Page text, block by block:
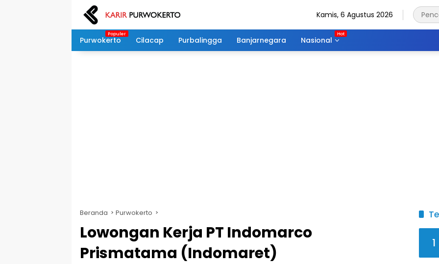
Kamis, 6 Agustus 2026
Purwokerto Cilacap Purbalingga Banjarnegara Nasional
Beranda Purwokerto
Lowongan Kerja PT Indomarco
Prismatama (Indomaret)
1